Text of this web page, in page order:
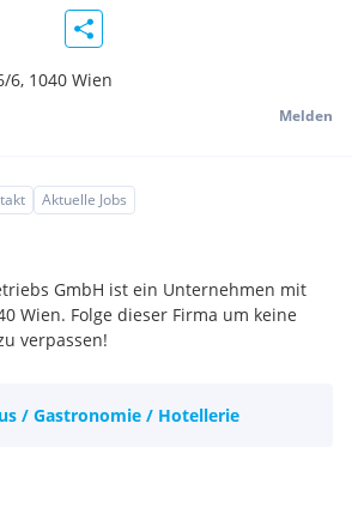
6, 1040 Wien
Melden
Aktuelle Jobs
GmbH ist ein Unternehmen mit
Wien. Folge dieser Firma um keine
verpassen!
/ Gastronomie / Hotellerie